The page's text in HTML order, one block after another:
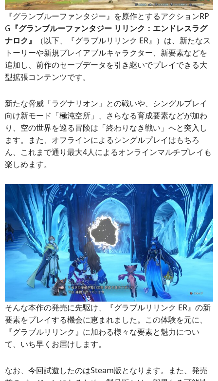
『グランブルーファンタジー』を原作とするアクションRP
G 『グランブルーファンタジー リリンク：エンドレスラグ
ナロク』
（以下、『グラブルリリンク ER』）は、新たなス
トーリーや新規プレイアブルキャラクター、新要素などを
追加し、前作のセーブデータを引き継いでプレイできる大
型拡張コンテンツです。
新たな脅威「ラグナリオン」との戦いや、シングルプレイ
向け新モード「極沌空所」、さらなる育成要素などが加わ
り、空の世界を巡る冒険は「終わりなき戦い」へと突入し
ます。また、オフラインによるシングルプレイはもちろ
ん、これまで通り最大4人によるオンラインマルチプレイも
楽しめます。
そんな本作の発売に先駆け、『グラブルリリンク ER』の新
要素をプレイする機会に恵まれました。この体験を元に、
『グラブルリリンク』に加わる様々な要素と魅力につい
て、いち早くお届けします。
なお、今回試遊したのはSteam版となります。また、発売